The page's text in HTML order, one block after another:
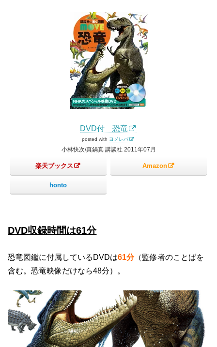
DVD付 恐竜
posted with ヨメレバ
小林快次/真鍋真 講談社 2011年07月
楽天ブックス Amazon
honto
DVD収録時間は61分
恐竜図鑑に付属しているDVDは61分（監修者のことばを
含む。恐竜映像だけなら48分）。